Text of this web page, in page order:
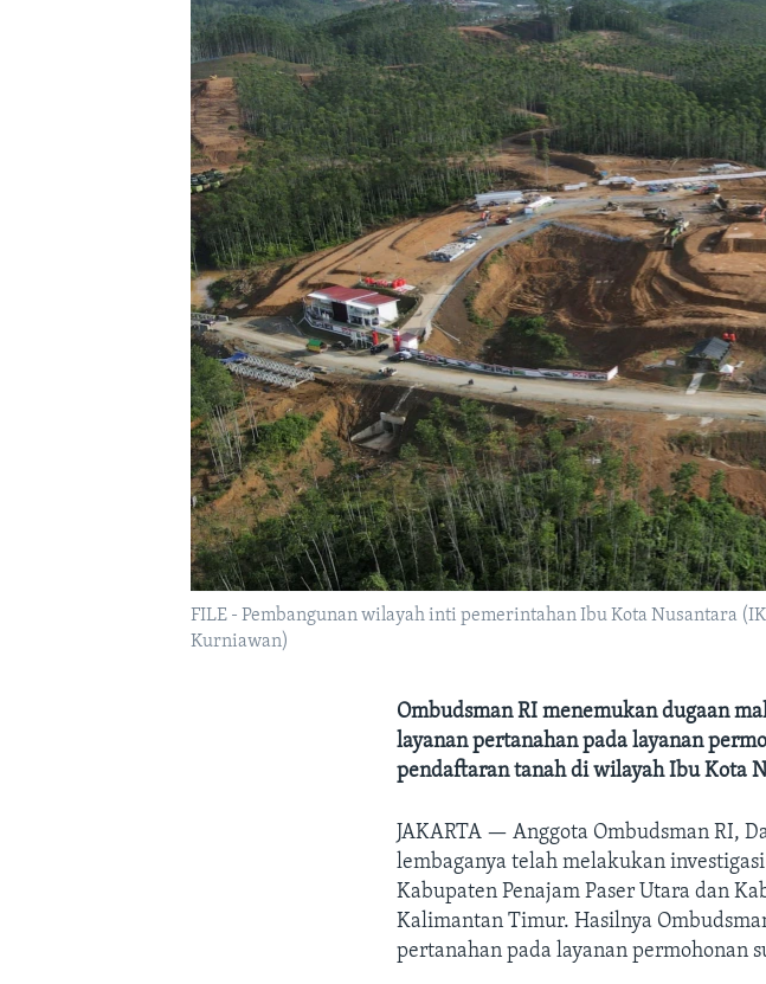
FILE - Pembangunan wilayah inti pemerintahan Ibu Kota Nusantara
Kurniawan)
Ombudsman RI menemukan dugaan
layanan pertanahan pada layanan
pendaftaran tanah di wilayah Ibu Kota
JAKARTA —Anggota Ombudsman RI,
lembaganya telah melakukan
Kabupaten Penajam Paser Utara dan
Kalimantan Timur. Hasilnya
pertanahan pada layanan permohonan